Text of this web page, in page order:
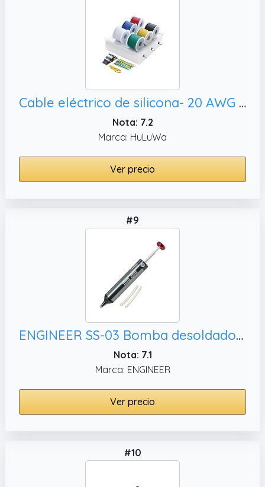
Cable eléctrico de silicona- 20 AWG 0.5mm² Kit de alambre flexible de alambre eléctrico 6 colores (7 metros cada uno) para aviones RC DIY,medidores Ect
Nota: 7.2
Marca: HuLuWa
Ver precio
#9
ENGINEER SS-03 Bomba desoldadora con boquilla flexible de silicona
Nota: 7.1
Marca: ENGINEER
Ver precio
#10